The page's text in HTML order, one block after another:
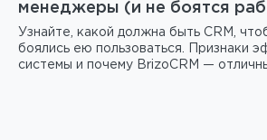
менеджеры (и не боятся
Узнайте, какой должна быть CRM,
боялись ею пользоваться. Признаки
системы и почему BrizoCRM —